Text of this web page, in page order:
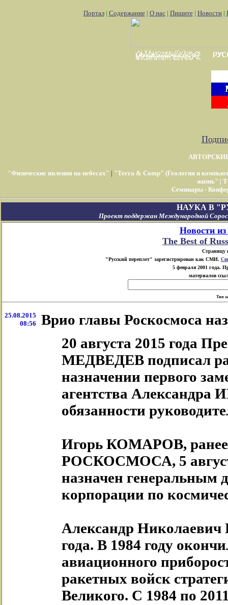
Портал| Содержание| О нас| Пишите| Новости|
"Физические явления на небесах" | "Terra & Comp" (Геология и
жизнь" |
Семинары -
НАУКА В
Проект поддержан Международной
Новости
The Best of
Страницу
"Русский переплет" зарегистрирован как СМИ.
5 февраля 2001 года.
материалов
Тип
25.08.2015
08:56
Врио главы Роскосмоса
20 августа 2015 года
МЕДВЕДЕВ подписал
назначении первого
агентства
обязанности
Игорь КОМАРОВ, ранее
РОСКОСМОСА, 5
назначен генеральным
корпорации по
Александр
года. В 1984 году
авиационного
ракетных войск
Великого. С 1984 по